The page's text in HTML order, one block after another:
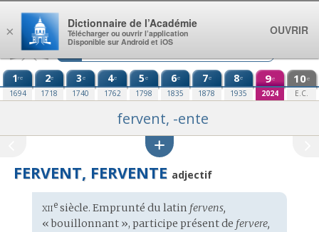
Aller au contenu
1re
1694
2e
1718
3e
1740
4e
1762
5e
1798
6e
1835
7e
1878
8e
1935
9e
2024
10e
E.C.
fervent, -ente
FERVENT, FERVENTE adjectif
Étymologie
:
xiiesiècle. Emprunté du latin fervens,
« bouillonnant », participe présent de fervere,
×
Dictionnaire de l’Académie
Télécharger ou ouvrir l’application
Disponible sur Android et iOS
OUVRIR